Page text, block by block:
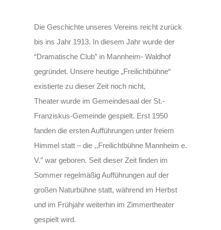
Die Geschichte unseres Vereins reicht zurück
bis ins Jahr 1913. In diesem Jahr wurde der
“Dramatische Club” in Mannheim- Waldhof
gegründet. Unsere heutige „Freilichtbühne“
existierte zu dieser Zeit noch nicht,
Theater wurde im Gemeindesaal der St.-
Franziskus-Gemeinde gespielt. Erst 1950
fanden die ersten Aufführungen unter freiem
Himmel statt – die ,,Freilichtbühne Mannheim e.
V.” war geboren. Seit dieser Zeit finden im
Sommer regelmäßig Aufführungen auf der
großen Naturbühne statt, während im Herbst
und im Frühjahr weiterhin im Zimmertheater
gespielt wird.